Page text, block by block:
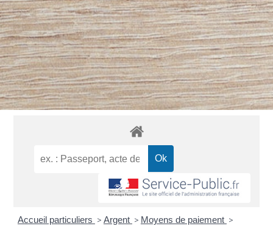
Accueil particuliers > Argent > Moyens de paiement >